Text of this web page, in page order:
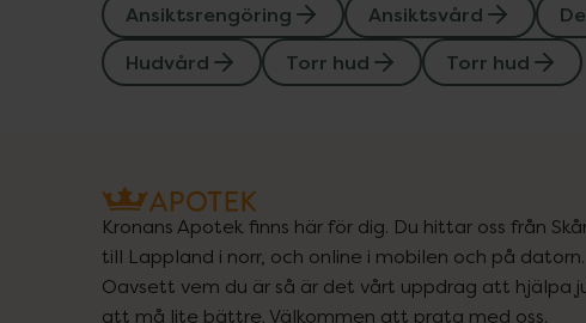
Ansiktsrengöring Ansiktsvård
Hudvård
Torr hud Torr hud
Kronans Apotek finns här för dig. Du hittar oss från
till Lappland i norr, och online i mobilen och på datorn.
Oavsett vem du är så är det vårt uppdrag att hjälpa
att må lite bättre. Välkommen att prata med oss.